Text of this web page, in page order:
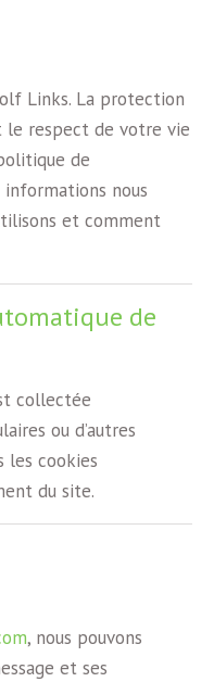
Links. La protection
le respect de votre vie
de
nous
et comment
de
collectée
ou d’autres
les cookies
du site.
, nous pouvons
et ses